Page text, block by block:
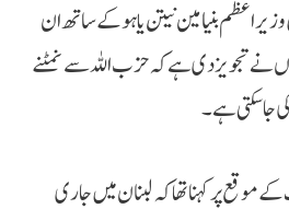
بنیامین نیتن یاہو کے ساتھ ان
نے تجویز دی ہے کہ حزب اللہ سے نمٹنے
جا سکتی ہے۔
موقع پر کہنا تھا کہ لبنان میں جاری